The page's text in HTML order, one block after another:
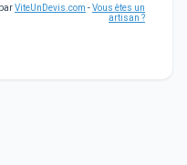
ViteUnDevis.com -Vous êtes un
artisan ?